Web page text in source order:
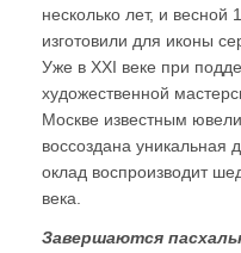
несколько лет, и весной
изготовили для иконы
Уже в XXI веке при
художественной
Москве известным
воссоздана
оклад воспроизводит
века.
Завершаются